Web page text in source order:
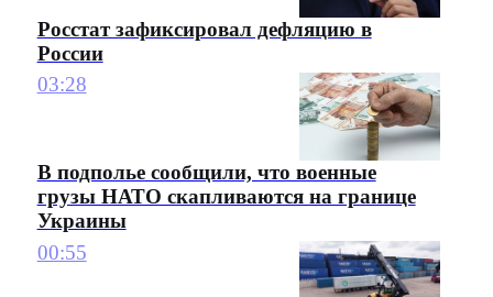
Росстат зафиксировал дефляцию в
России
03:28
В подполье сообщили, что военные
грузы НАТО скапливаются на границе
Украины
00:55